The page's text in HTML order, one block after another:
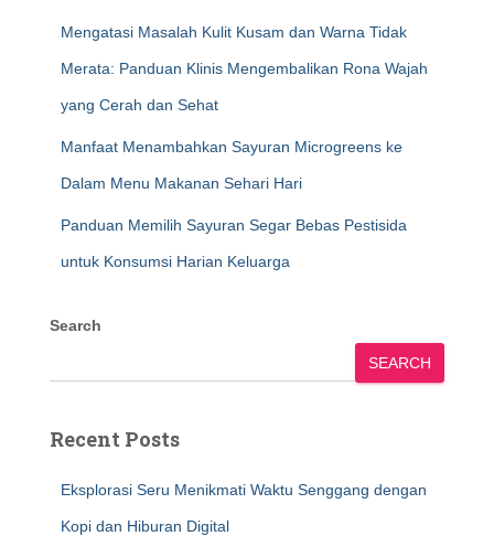
Mengatasi Masalah Kulit Kusam dan Warna Tidak
Merata: Panduan Klinis Mengembalikan Rona Wajah
yang Cerah dan Sehat
Manfaat Menambahkan Sayuran Microgreens ke
Dalam Menu Makanan Sehari Hari
Panduan Memilih Sayuran Segar Bebas Pestisida
untuk Konsumsi Harian Keluarga
Search
SEARCH
Recent Posts
Eksplorasi Seru Menikmati Waktu Senggang dengan
Kopi dan Hiburan Digital